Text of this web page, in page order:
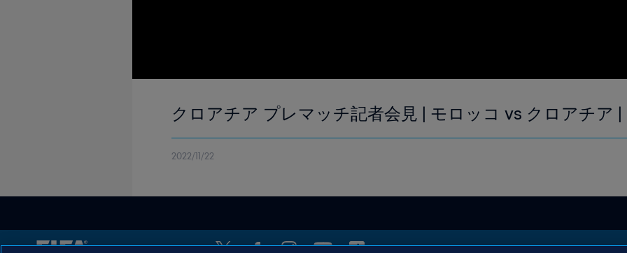
クロアチア プレマッチ記者会見 | モロッコ vs クロアチア
2022/11/22